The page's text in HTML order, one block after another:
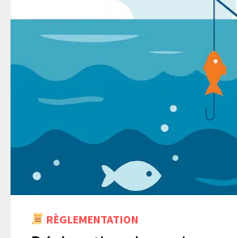
RÈGLEMENTATION